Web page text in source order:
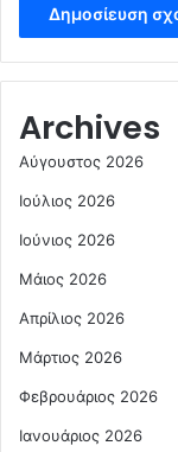
Archives
Αύγουστος 2026
Ιούλιος 2026
Ιούνιος 2026
Μάιος 2026
Απρίλιος 2026
Μάρτιος 2026
Φεβρουάριος 2026
Ιανουάριος 2026